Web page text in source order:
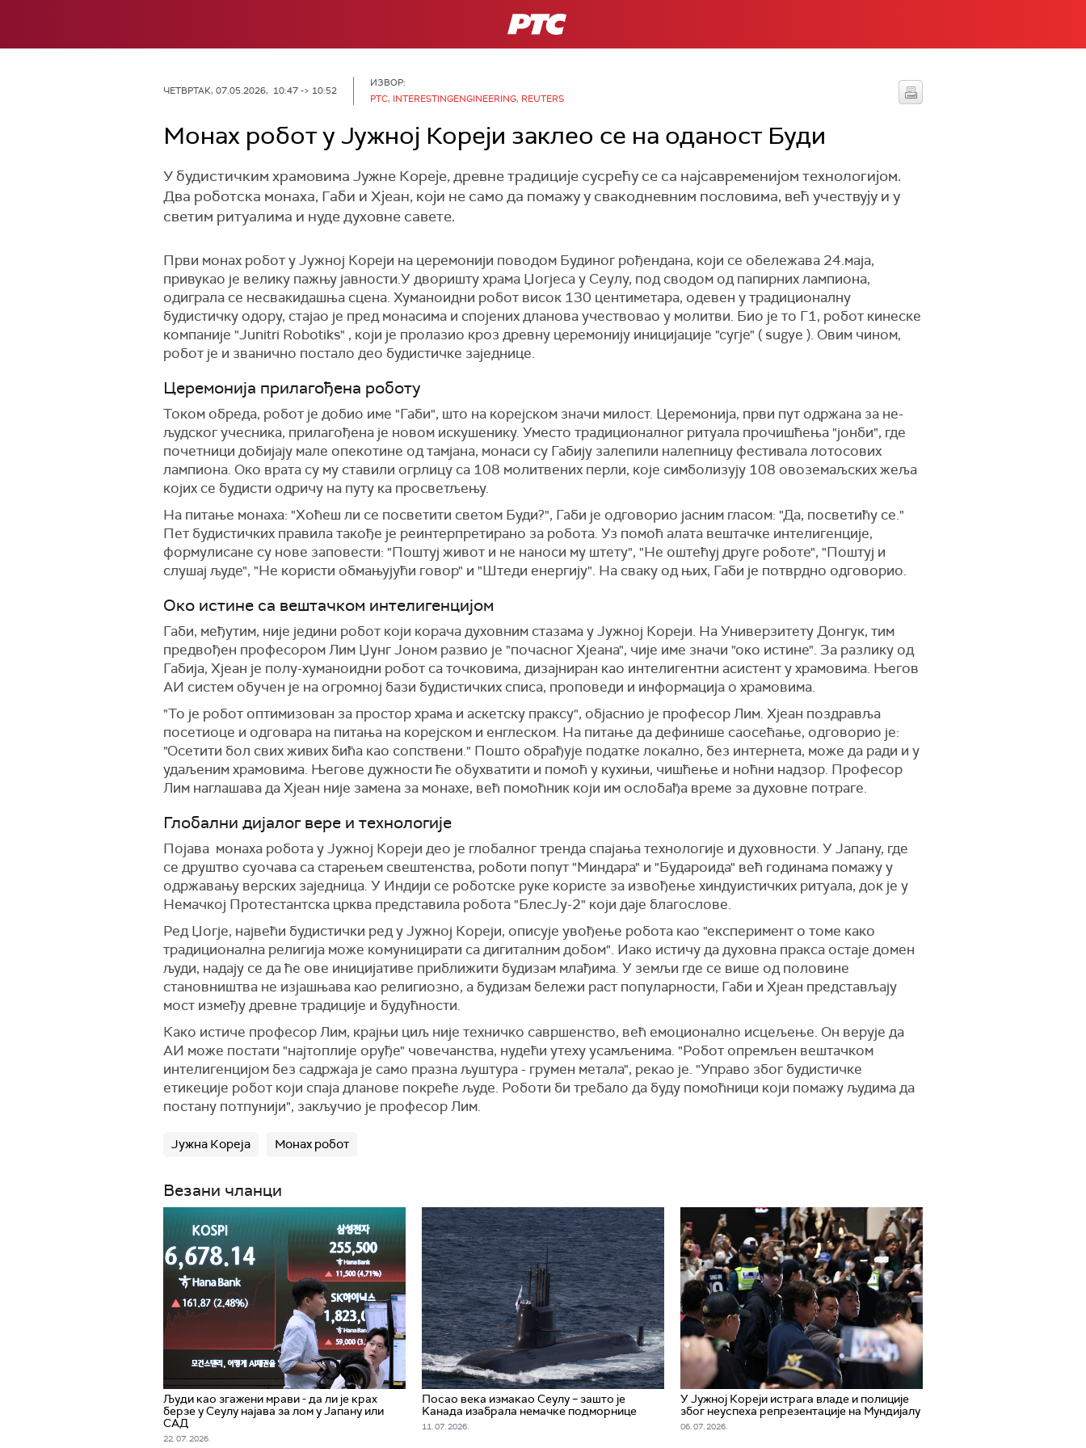
РТС
ЧЕТВРТАК, 07.05.2026, 10:47 -> 10:52
ИЗВОР:
РТС, INTERESTINGENGINEERING, REUTERS
Монах робот у Јужној Кореји заклео се на оданост Буди
У будистичким храмовима Јужне Кореје, древне традиције сусрећу се са најсавременијом технологијом.
Два роботска монаха, Габи и Хјеан, који не само да помажу у свакодневним пословима, већ учествују и у
светим ритуалима и нуде духовне савете.
Први монах робот у Јужној Кореји на церемонији поводом Будиног рођендана, који се обележава 24.маја,
привукао је велику пажњу јавности.У дворишту храма Џогјеса у Сеулу, под сводом од папирних лампиона,
одиграла се несвакидашња сцена. Хуманоидни робот висок 130 центиметара, одевен у традиционалну
будистичку одору, стајао је пред монасима и спојених дланова учествовао у молитви. Био је то Г1, робот кинеске
компаније "Junitri Robotiks" , који је пролазио кроз древну церемонију иницијације "сугје" ( sugyе ). Овим чином,
робот је и званично постало део будистичке заједнице.
Церемонија прилагођена роботу
Током обреда, робот је добио име "Габи", што на корејском значи милост. Церемонија, први пут одржана за не-
људског учесника, прилагођена је новом искушенику. Уместо традиционалног ритуала прочишћења "јонби", где
почетници добијају мале опекотине од тамјана, монаси су Габију залепили налепницу фестивала лотосових
лампиона. Око врата су му ставили огрлицу са 108 молитвених перли, које симболизују 108 овоземаљских жеља
којих се будисти одричу на путу ка просветљењу.
На питање монаха: "Хоћеш ли се посветити светом Буди?", Габи је одговорио јасним гласом: "Да, посветићу се."
Пет будистичких правила такође је реинтерпретирано за робота. Уз помоћ алата вештачке интелигенције,
формулисане су нове заповести: "Поштуј живот и не наноси му штету", "Не оштећуј друге роботе", "Поштуј и
слушај људе", "Не користи обмањујући говор" и "Штеди енергију". На сваку од њих, Габи је потврдно одговорио.
Око истине са вештачком интелигенцијом
Габи, међутим, није једини робот који корача духовним стазама у Јужној Кореји. На Универзитету Донгук, тим
предвођен професором Лим Џунг Јоном развио је "почасног Хјеана", чије име значи "око истине". За разлику од
Габија, Хјеан је полу-хуманоидни робот са точковима, дизајниран као интелигентни асистент у храмовима. Његов
АИ систем обучен је на огромној бази будистичких списа, проповеди и информација о храмовима.
"То је робот оптимизован за простор храма и аскетску праксу", објаснио је професор Лим. Хјеан поздравља
посетиоце и одговара на питања на корејском и енглеском. На питање да дефинише саосећање, одговорио је:
"Осетити бол свих живих бића као сопствени." Пошто обрађује податке локално, без интернета, може да ради и у
удаљеним храмовима. Његове дужности ће обухватити и помоћ у кухињи, чишћење и ноћни надзор. Професор
Лим наглашава да Хјеан није замена за монахе, већ помоћник који им ослобађа време за духовне потраге.
Глобални дијалог вере и технологије
Појава монаха робота у Јужној Кореји део је глобалног тренда спајања технологије и духовности. У Јапану, где
се друштво суочава са старењем свештенства, роботи попут "Миндара" и "Будароида" већ годинама помажу у
одржавању верских заједница. У Индији се роботске руке користе за извођење хиндуистичких ритуала, док је у
Немачкој Протестантска црква представила робота "БлесЈу-2" који даје благослове.
Ред Џогје, највећи будистички ред у Јужној Кореји, описује увођење робота као "експеримент о томе како
традиционална религија може комуницирати са дигиталним добом". Иако истичу да духовна пракса остаје домен
људи, надају се да ће ове иницијативе приближити будизам млађима. У земљи где се више од половине
становништва не изјашњава као религиозно, а будизам бележи раст популарности, Габи и Хјеан представљају
мост између древне традиције и будућности.
Како истиче професор Лим, крајњи циљ није техничко савршенство, већ емоционално исцељење. Он верује да
АИ може постати "најтоплије оруђе" човечанства, нудећи утеху усамљенима. "Робот опремљен вештачком
интелигенцијом без садржаја је само празна љуштура - грумен метала", рекао је. "Управо због будистичке
етикеције робот који спаја дланове покреће људе. Роботи би требало да буду помоћници који помажу људима да
постану потпунији", закључио је професор Лим.
Јужна Кореја Монах робот
Везани чланци
Људи као згажени мрави - да ли је крах
берзе у Сеулу најава за лом у Јапану или
САД
22. 07. 2026.
Посао века измакао Сеулу – зашто је
Kанада изабрала немачке подморнице
11. 07. 2026.
У Јужној Кореји истрага владе и полиције
због неуспеха репрезентације на Мундијалу
06. 07. 2026.